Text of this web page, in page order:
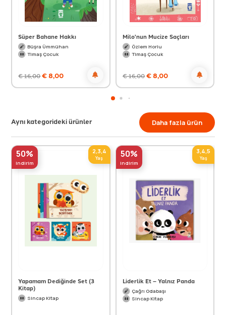
Süper Bahane Hakkı
Büşra Ümmühan
Timaş Çocuk
€16,00€8,00
Milo'nun Mucize Saçları
Özlem Horlu
Timaş Çocuk
€16,00€8,00
Aynı kategorideki ürünler Daha fazla ürün
50%
indirim
2,3,4
Yaş
Yapamam Dediğinde Set (3
Kitap)
Sincap Kitap
50%
indirim
3,4,5
Yaş
Liderlik Et – Yalnız Panda
Çağrı Odabaşı
Sincap Kitap